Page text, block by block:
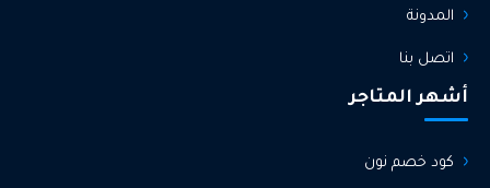
المدونة
اتصل بنا
أشهر المتاجر
كود خصم نون